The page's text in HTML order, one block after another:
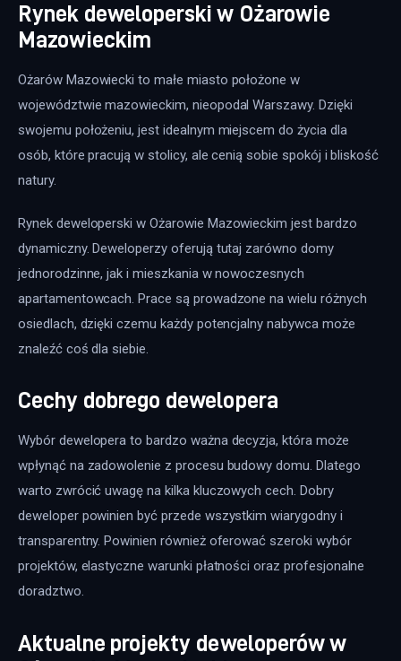
Rynek deweloperski w Ożarowie
Mazowieckim
Ożarów Mazowiecki to małe miasto położone w
województwie mazowieckim, nieopodal Warszawy. Dzięki
swojemu położeniu, jest idealnym miejscem do życia dla
osób, które pracują w stolicy, ale cenią sobie spokój i bliskość
natury.
Rynek deweloperski w Ożarowie Mazowieckim jest bardzo
dynamiczny. Deweloperzy oferują tutaj zarówno domy
jednorodzinne, jak i mieszkania w nowoczesnych
apartamentowcach. Prace są prowadzone na wielu różnych
osiedlach, dzięki czemu każdy potencjalny nabywca może
znaleźć coś dla siebie.
Cechy dobrego dewelopera
Wybór dewelopera to bardzo ważna decyzja, która może
wpłynąć na zadowolenie z procesu budowy domu. Dlatego
warto zwrócić uwagę na kilka kluczowych cech. Dobry
deweloper powinien być przede wszystkim wiarygodny i
transparentny. Powinien również oferować szeroki wybór
projektów, elastyczne warunki płatności oraz profesjonalne
doradztwo.
Aktualne projekty deweloperów w